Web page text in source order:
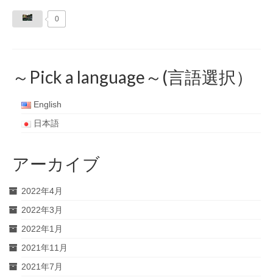
0
～Pick a language～(言語選択）
English
日本語
アーカイブ
2022年4月
2022年3月
2022年1月
2021年11月
2021年7月